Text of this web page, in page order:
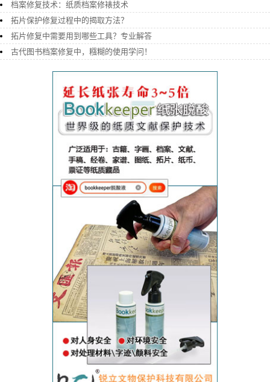
档案修复技术：纸质档案修裱技术
拓片保护修复过程中的揭取方法？
拓片修复中需要用到哪些工具？专业解答
古代图书档案修复中，糨糊的使用学问！